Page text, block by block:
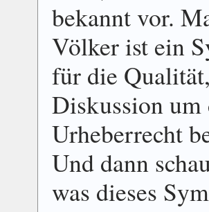
bekannt vor.
Völker ist ein
für die
Diskussion
Urheberrecht
Und dann
was dieses